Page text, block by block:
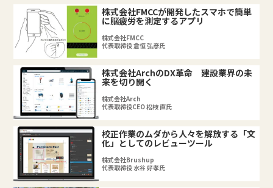
株式会社FMCCが開発したスマホで簡単
に脳疲労を測定するアプリ
株式会社FMCC
代表取締役 倉恒 弘彦氏
株式会社ArchのDX革命 建設業界の未
来を切り開く
株式会社Arch
代表取締役CEO 松枝 直氏
校正作業のムダから人々を解放する「文
化」としてのレビューツール
株式会社Brushup
代表取締役 水谷 好孝氏